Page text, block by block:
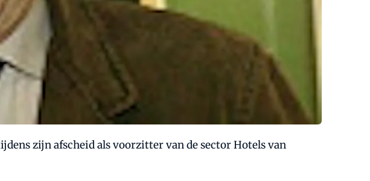
zijn afscheid als voorzitter van de sector Hotels van